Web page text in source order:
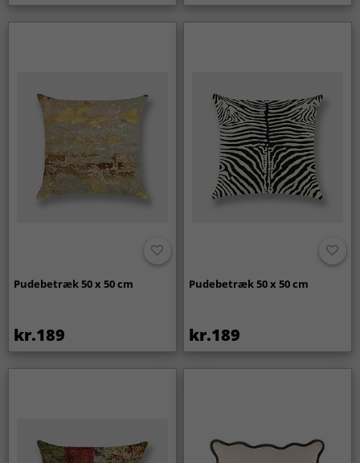
Pudebetræk 50 x 50 cm
kr.189
Pudebetræk 50 x 50 cm
kr.189